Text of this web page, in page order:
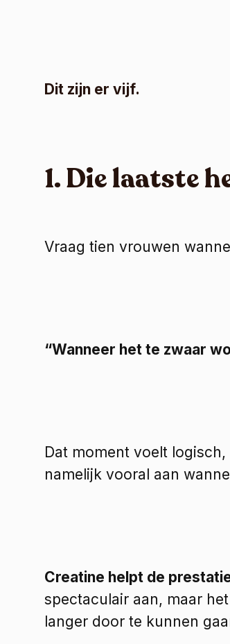
Dit zijn er vijf.
1. Die laatste
Vraag tien vrouwen
“Wanneer het te zwaar
Dat moment voelt
namelijk vooral aan
Creatine helpt de
spectaculair aan, maar
langer door te kunnen